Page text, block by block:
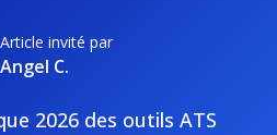
Article invité par
Angel C.
2026 des outils ATS